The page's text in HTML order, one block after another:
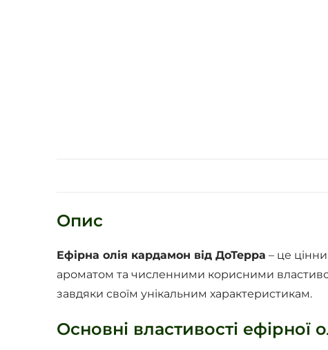
Опис
Ефірна олія кардамон від ДоТерра – це
ароматом та численними корисними
завдяки своїм унікальним характеристикам.
Основні властивості ефірної